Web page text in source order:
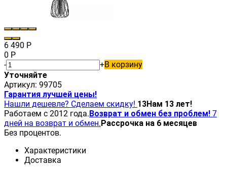
6 490 Р
0 Р
-
+В корзину
Уточняйте
Артикул: 99705
Гарантия лучшей цены!
Нашли дешевле? Сделаем скидку! 13Нам 13 лет!
Работаем с 2012 года.Возврат и обмен без проблем! 7
дней на возврат и обмен.Рассрочка на 6 месяцев
Без процентов.
Характеристики
Доставка